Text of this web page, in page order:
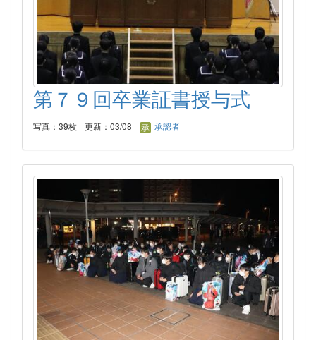
第７９回卒業証書授与式
写真：39枚 更新：03/08 承認者